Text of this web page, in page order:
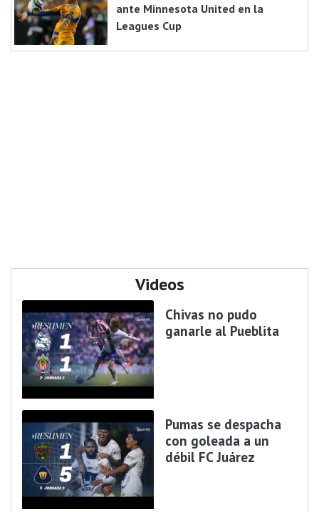
ante Minnesota United en la
Leagues Cup
Videos
Chivas no pudo
ganarle al Pueblita
Pumas se despacha
con goleada a un
débil FC Juárez